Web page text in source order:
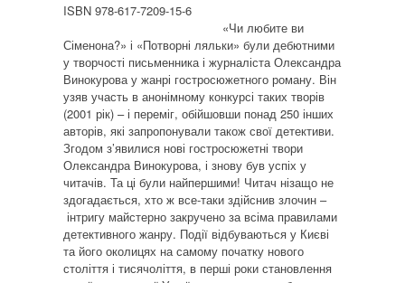
ISBN 978-617-7209-15-6
«Чи любите ви
Сіменона?» і «Потворні ляльки» були дебютними
у творчості письменника і журналіста Олександра
Винокурова у жанрі гостросюжетного роману. Він
узяв участь в анонімному конкурсі таких творів
(2001 рік) – і переміг, обійшовши понад 250 інших
авторів, які запропонували також свої детективи.
Згодом з’явилися нові гостросюжетні твори
Олександра Винокурова, і знову був успіх у
читачів. Та ці були найпершими! Читач нізащо не
здогадається, хто ж все-таки здійснив злочин –
інтригу майстерно закручено за всіма правилами
детективного жанру. Події відбуваються у Києві
та його околицях на самому початку нового
століття і тисячоліття, в перші роки становлення